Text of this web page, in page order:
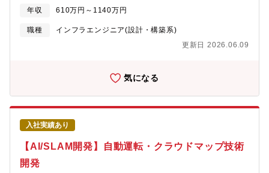
り安心、安全、快適な乗車を提供するシステムの研究・開発・
の異常を検知し、道路補修に向けた計画支援、対策実施などを効
率化する道路維持管理サービスの開発・「ストレスフリーエント
リー」プロジェクト…乗降時の不安や負担を解消する自動ドア開
全性、エッジ実装）を踏まえた生成AIモデルの最適化・評価・シ
た課題抽出と改善提案●使用言語、環境、ツール等使用言語：
Python、C/C++環境：Windows、Linux（Ubuntu）ツール・技
せず、同等の語学力があれば歓迎します）●業務での英語使用メー
いプロセスと開発環境の構築・提供募集背景同社では、次世代や
新規領域への挑戦を加速するため、CAEやMBD、データドリブン
などのデジタル技術を活用し、従来の開発手法を抜本的に見直す
ン環境やデータ基盤の整備、生成AIを活用した開発環境の構築が
に入っています。こうした取り組みを共に推進し、クラウドイン
フラの整備やAI活用環境の実装を通じて、DXの実現を牽引いただ
けるエンジニアを求めています。業務のやりがい・デジタル技術
の専門家をはじめ、様々な分野のエキスパートと連携しながら、
新しいソリューションを創出するやりがいを得られます。・クラ
ウドベースのシミュレーション環境や大規模データ基盤とも連携
するAIエージェントの設計・実装・運用をリードしながら、開発
プロセス改革や、事業・企業競争力の向上に直結する成果を生み
出せます。職務内容解析・評価業務の改革に向けたクラウドプラ
年収 610万円～1140万円
職種
インフラエンジニア(設計・構築系)
更新日 2026.06.09
気になる
入社実績あり
【AI/SLAM開発】自動運転・クラウドマップ技術
開発